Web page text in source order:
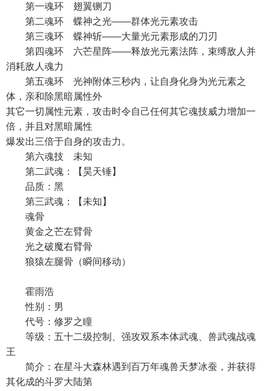
第一魂环 翅翼铡刀
第二魂环 蝶神之光——群体光元素攻击
第三魂环 蝶神斩——大量光元素形成的刀刃
第四魂环 六芒星阵——释放光元素法阵，束缚敌人并
消耗敌人魂力
第五魂环 光神附体三秒内，让自身化身为光元素之
体，亲和除黑暗属性外
其它一切属性元素，攻击时令自己任何其它魂技威力增加一
倍，并且对黑暗属性
爆发出三倍于自身的攻击力。
第六魂技 未知
第二武魂：【昊天锤】
品质：黑
第三武魂：【未知】
魂骨
黄金之芒左臂骨
光之破魔右臂骨
狼猿左腿骨（瞬间移动）
霍雨浩
性别：男
代号：修罗之瞳
等级：五十二级控制、强攻双系本体武魂、兽武魂战魂
王
简介：在星斗大森林遇到百万年魂兽天梦冰蚕，并获得
其化成的斗罗大陆第